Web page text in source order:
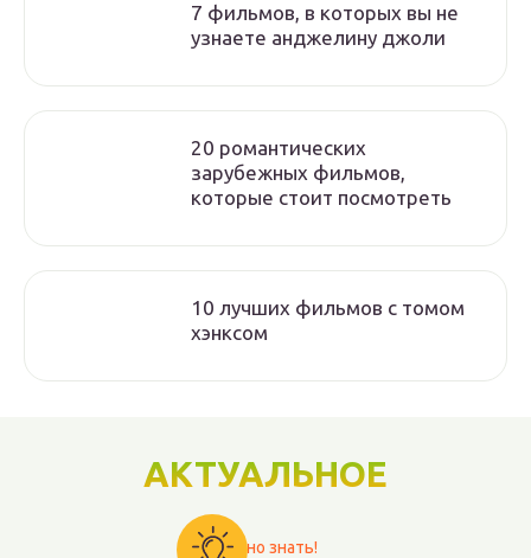
7 фильмов, в которых вы не
узнаете анджелину джоли
20 романтических
зарубежных фильмов,
которые стоит посмотреть
10 лучших фильмов с томом
хэнксом
АКТУАЛЬНОЕ
Важно знать!